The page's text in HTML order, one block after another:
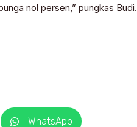
nol persen,” pungkas Budi.
WhatsApp